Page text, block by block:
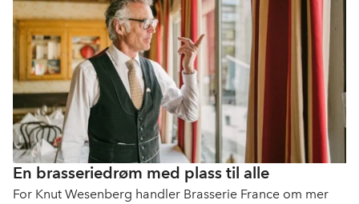
En brasseriedrøm med plass til alle
For Knut Wesenberg handler Brasserie France om mer